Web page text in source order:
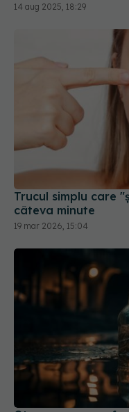
Trucul simplu care
câteva minute
19 mar 2026, 15:04
Otrava care ne
Duce la boli grave,